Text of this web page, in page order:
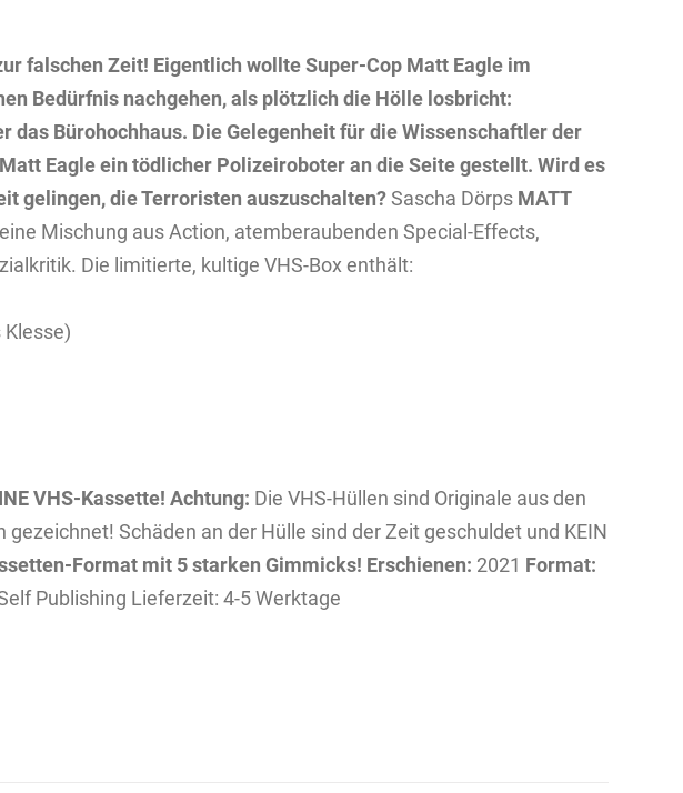
falschen Zeit! Eigentlich wollte Super-Cop Matt Eagle im
Bedürfnis nachgehen, als plötzlich die Hölle losbricht:
das Bürohochhaus. Die Gelegenheit für die Wissenschaftler der
Eagle ein tödlicher Polizeiroboter an die Seite gestellt. Wird es
gelingen, die Terroristen auszuschalten?Sascha Dörps MATT
Mischung aus Action, atemberaubenden Special-Effects,
Die limitierte, kultige VHS-Box enthält:
VHS-Kassette! Achtung: Die VHS-Hüllen sind Originale aus den
Schäden an der Hülle sind der Zeit geschuldet und KEIN
Format mit 5 starken Gimmicks! Erschienen: 2021 Format:
Publishing Lieferzeit: 4-5 Werktage